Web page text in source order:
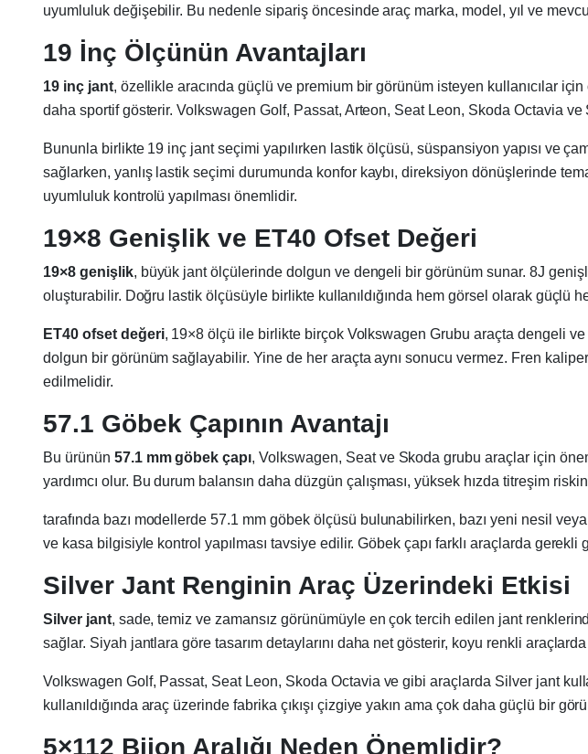
uyumluluk değişebilir. Bu nedenle sipariş öncesinde araç marka, model, yıl ve
19 İnç Ölçünün Avantajları
19 inç jant, özellikle aracında güçlü ve premium bir görünüm isteyen kullanıcılar
daha sportif gösterir. Volkswagen Golf, Passat, Arteon, Seat Leon, Skoda Octavia
Bununla birlikte 19 inç jant seçimi yapılırken lastik ölçüsü, süspansiyon yapısı ve
sağlarken, yanlış lastik seçimi durumunda konfor kaybı, direksiyon dönüşlerinde
uyumluluk kontrolü yapılması önemlidir.
19×8 Genişlik ve ET40 Ofset Değeri
19×8 genişlik, büyük jant ölçülerinde dolgun ve dengeli bir görünüm sunar. 8J
oluşturabilir. Doğru lastik ölçüsüyle birlikte kullanıldığında hem görsel olarak güçlü
ET40 ofset değeri, 19×8 ölçü ile birlikte birçok Volkswagen Grubu araçta dengeli
dolgun bir görünüm sağlayabilir. Yine de her araçta aynı sonucu vermez. Fren
edilmelidir.
57.1 Göbek Çapının Avantajı
Bu ürünün 57.1 mm göbek çapı, Volkswagen, Seat ve Skoda grubu araçlar için
yardımcı olur. Bu durum balansın daha düzgün çalışması, yüksek hızda titreşim
tarafında bazı modellerde 57.1 mm göbek ölçüsü bulunabilirken, bazı yeni nesil
ve kasa bilgisiyle kontrol yapılması tavsiye edilir. Göbek çapı farklı araçlarda
Silver Jant Renginin Araç Üzerindeki Etkisi
Silver jant, sade, temiz ve zamansız görünümüyle en çok tercih edilen jant
sağlar. Siyah jantlara göre tasarım detaylarını daha net gösterir, koyu renkli
Volkswagen Golf, Passat, Seat Leon, Skoda Octavia ve gibi araçlarda Silver jant
kullanıldığında araç üzerinde fabrika çıkışı çizgiye yakın ama çok daha güçlü bir
5×112 Bijon Aralığı Neden Önemlidir?